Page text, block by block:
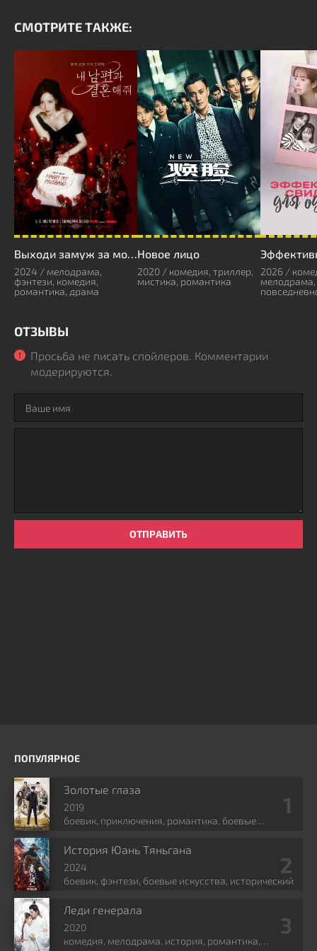
СМОТРИТЕ ТАКЖЕ:
2024 / мелодрама,
фэнтези, комедия,
романтика, драма
Новое лицо
2020 / комедия, триллер,
мистика, романтика
2026 /
ОТЗЫВЫ
Просьба не писать спойлеров. Комментарии
модерируются.
ОТПРАВИТЬ
ПОПУЛЯРНОЕ
Золотые глаза
2019
боевик, приключения, романтика, боевые
История Юань Тяньгана
2024
боевик, фэнтези, боевые искусства, исторический
Леди генерала
2020
комедия, мелодрама, история, романтика,